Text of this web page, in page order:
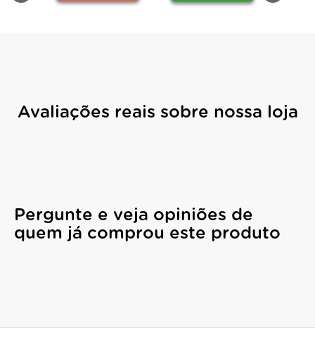
Avaliações reais sobre nossa loja
Pergunte e veja opiniões de
quem já comprou este produto